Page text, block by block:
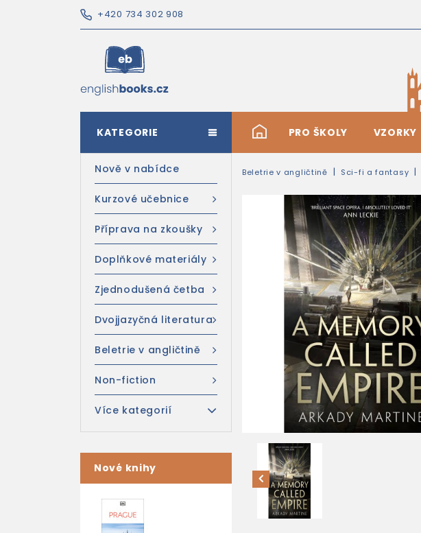
+420 734 302 908
# PRO ŠKOLY VZORKY
KATEGORIE
Nově v nabídce
Kurzové učebnice
Příprava na zkoušky
Doplňkové materiály
Zjednodušená četba
Dvojjazyčná literatura
Beletrie v angličtině
Non-fiction
Více kategorií
Nové knihy
Beletrie v angličtině Sci-fi a fantasy